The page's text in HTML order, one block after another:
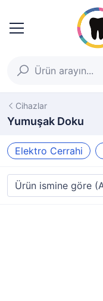
Cihazlar
Yumuşak Doku
Elektro Cerrahi